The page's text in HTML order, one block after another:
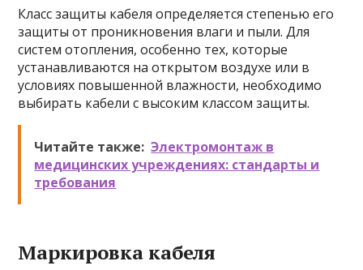
Класс защиты кабеля определяется степенью его
защиты от проникновения влаги и пыли. Для
систем отопления, особенно тех, которые
устанавливаются на открытом воздухе или в
условиях повышенной влажности, необходимо
выбирать кабели с высоким классом защиты.
Читайте также: Электромонтаж в
медицинских учреждениях: стандарты и
требования
Маркировка кабеля